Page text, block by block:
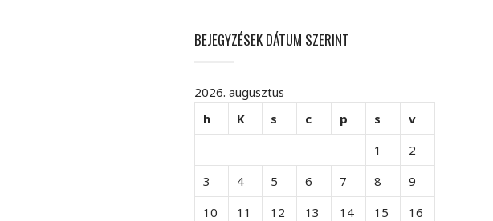
BEJEGYZÉSEK DÁTUM SZERINT
2026. augusztus
h
K s c p s
v
1
2
3
4 5 6 7 8
9
10
11 12 13 14 15
16